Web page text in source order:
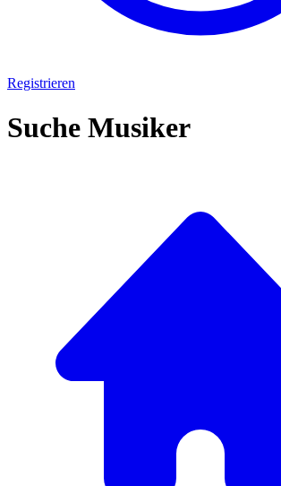
Registrieren
Suche Musiker